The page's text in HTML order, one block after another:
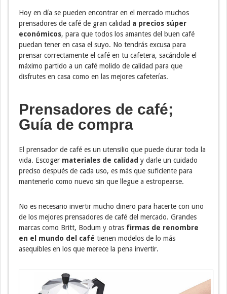
Hoy en día se pueden encontrar en el mercado muchos
prensadores de café de gran calidad a precios súper
económicos, para que todos los amantes del buen café
puedan tener en casa el suyo. No tendrás excusa para
prensar correctamente el café en tu cafetera, sacándole el
máximo partido a un café molido de calidad para que
disfrutes en casa como en las mejores cafeterías.
Prensadores de café;
Guía de compra
El prensador de café es un utensilio que puede durar toda la
vida. Escoger materiales de calidad y darle un cuidado
preciso después de cada uso, es más que suficiente para
mantenerlo como nuevo sin que llegue a estropearse.
No es necesario invertir mucho dinero para hacerte con uno
de los mejores prensadores de café del mercado. Grandes
marcas como Britt, Bodum y otras firmas de renombre
en el mundo del café tienen modelos de lo más
asequibles en los que merece la pena invertir.